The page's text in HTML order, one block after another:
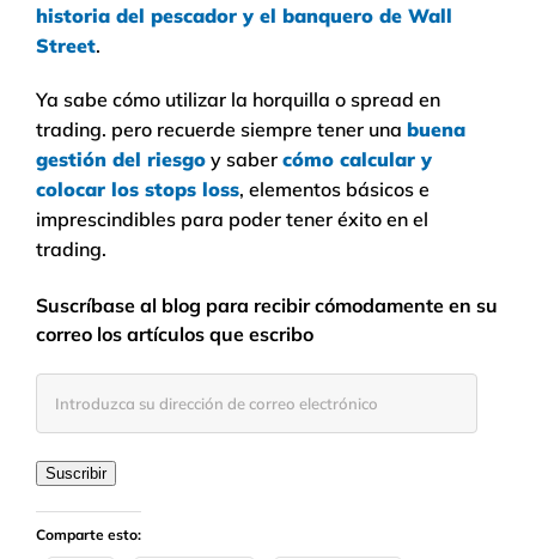
historia del pescador y el banquero de Wall
Street.
Ya sabe cómo utilizar la horquilla o spread en
trading. pero recuerde siempre tener una buena
gestión del riesgo y saber cómo calcular y
colocar los stops loss, elementos básicos e
imprescindibles para poder tener éxito en el
trading.
Suscríbase al blog para recibir cómodamente en su
correo los artículos que escribo
de
correo
electrónico
Suscribir
Comparte esto: